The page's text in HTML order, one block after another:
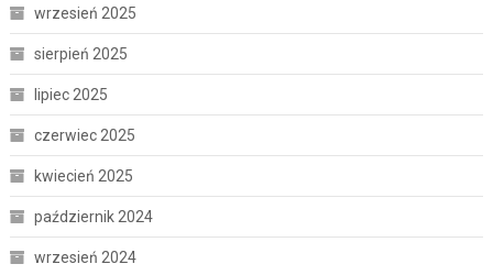
wrzesień 2025
sierpień 2025
lipiec 2025
czerwiec 2025
kwiecień 2025
październik 2024
wrzesień 2024